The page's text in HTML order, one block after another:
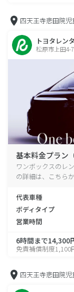
四天王寺悲田院
トヨタレン
松原市上田4-
基本料金プラン
ワンボックスのレ
の詳細は、こちら
代表車種
ボディタイプ
営業時間
6時間まで14,300
免責補償制度1,100
四天王寺悲田院